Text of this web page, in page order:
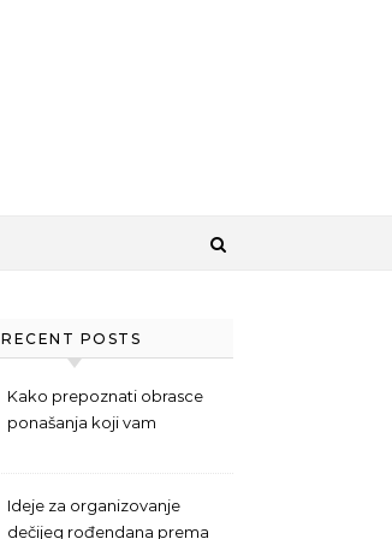
RECENT POSTS
Kako prepoznati obrasce
ponašanja koji vam
Ideje za organizovanje
dečijeg rođendana prema